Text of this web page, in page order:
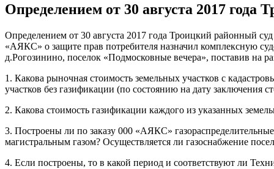
Определением от 30 августа 2017
Определением от 30 августа 2017 года Троицкий районный
«АЯКС» о защите прав потребителя назначил комплексную
д.Рогозинино, поселок «Подмосковные вечера», поставив на
1. Какова рыночная стоимость земельных участков с
участков без газификации (по состоянию на дату заключения
2. Какова стоимость газификации каждого из указанных
3. Построены ли по заказу 000 «АЯКС»
магистральным газом? Осуществляется ли газоснабжение
4. Если построены, то в какой период и соответствуют ли